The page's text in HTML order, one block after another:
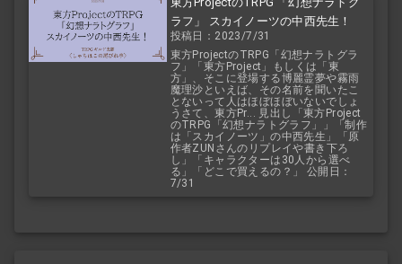
ラフ」 スカイノーツの中西先生！
投稿日：2023/7/31
東方ProjectのTRPG「幻想ナラトグラ
フ」「東方Project」もしくは「東
方」、そこに登場する博麗霊夢や霧雨
魔理沙といえば、その名前を聞いたこ
とないって人はほぼほぼいないでしょ
うさて、東方Pr... 見出し「東方Project
のTRPG「幻想ナラトグラフ」」「制作
は「スカイノーツ」の中西先生」「原
作者ZUNさんのリプレイや書き下ろ
し」「キャラクターは30人から選べ
る」「どこで買えるの？」 公開日：
7/31